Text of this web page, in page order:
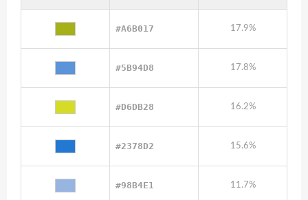
#A6B017 17.9%
#5B94D8 17.8%
#D6DB28 16.2%
#2378D2 15.6%
#98B4E1 11.7%